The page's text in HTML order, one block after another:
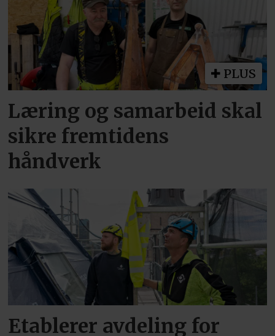
PLUS
Læring og samarbeid skal
sikre fremtidens
håndverk
Etablerer avdeling for